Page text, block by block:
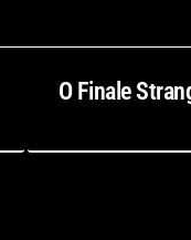
O Finale